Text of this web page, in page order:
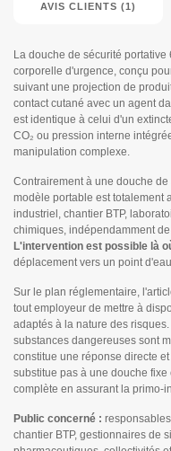
AVIS CLIENTS (1)
La douche de sécurité
corporelle d'urgence, conçu
suivant une projection de
contact cutané avec un agent
est identique à celui d'un
CO₂ ou pression interne
manipulation complexe.
Contrairement à une douche
modèle portable est totalement
industriel, chantier BTP,
chimiques, indépendamment
L'intervention est possible là
déplacement vers un point
Sur le plan réglementaire,
tout employeur de mettre à
adaptés à la nature des
substances dangereuses sont
constitue une réponse directe
substitue pas à une douche
complète en assurant la primo-
Public concerné :
chantier BTP, gestionnaires de